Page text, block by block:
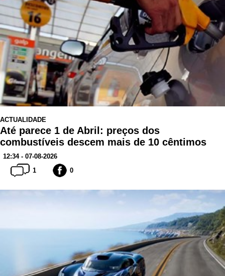
ACTUALIDADE
Até parece 1 de Abril: preços dos
combustíveis descem mais de 10 cêntimos
12:34 - 07-08-2026
1
0